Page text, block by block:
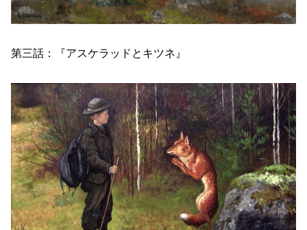
第三話：『アスケラッドとキツネ』